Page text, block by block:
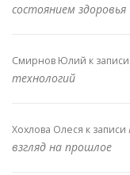
состоянием здоровья
Смирнов Юлий к
технологий
Хохлова Олеся к записи
взгляд на прошлое